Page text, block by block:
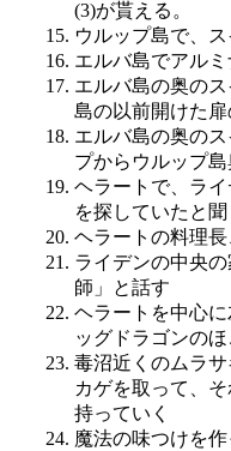
(3)が貰える。
ウルップ島で、
エルバ島でアルミ
エルバ島の奥の
島の以前開けた
エルバ島の奥の
プからウルップ
ヘラートで、ラ
を探していたと聞
ヘラートの料理長
ライデンの中央
師」と話す
ヘラートを中心
ッグドラゴンの
毒沼近くのムラ
カゲを取って、
持っていく
魔法の味つけを